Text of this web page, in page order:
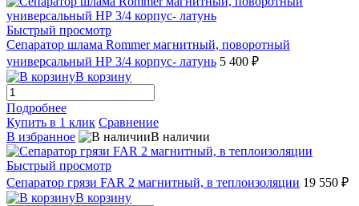
Быстрый просмотр
Сепаратор шлама Rommer магнитный, поворотный
универсальный НР 3/4 корпус- латунь 5 400 ₽
В корзину
Подробнее
Купить в 1 клик Сравнение
В избранное
В наличии
Быстрый просмотр
Сепаратор грязи FAR 2 магнитный, в теплоизоляции 19 550 ₽
В корзину